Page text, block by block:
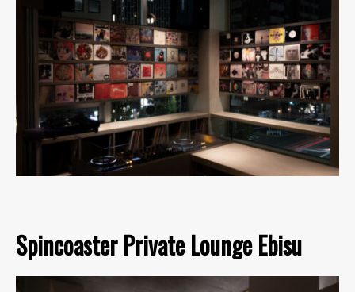
Spincoaster Private Lounge Ebisu